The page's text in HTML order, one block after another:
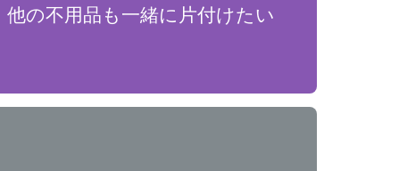
他の不用品も一緒に片付けたい